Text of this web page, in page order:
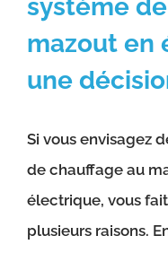
système
mazout en
une
Si vous envisagez
de chauffage au
électrique, vous
plusieurs raisons.